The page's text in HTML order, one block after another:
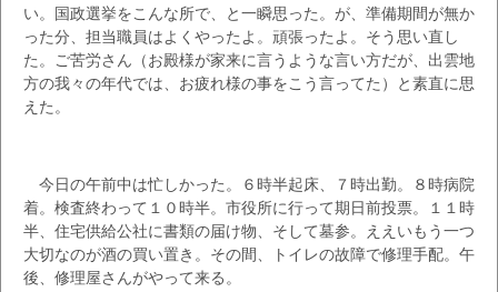
い。国政選挙をこんな所で、と一瞬思った。が、準備期間が無か
った分、担当職員はよくやったよ。頑張ったよ。そう思い直し
た。ご苦労さん（お殿様が家来に言うような言い方だが、出雲地
方の我々の年代では、お疲れ様の事をこう言ってた）と素直に思
えた。
今日の午前中は忙しかった。６時半起床、７時出勤。８時病院
着。検査終わって１０時半。市役所に行って期日前投票。１１時
半、住宅供給公社に書類の届け物、そして墓参。ええいもう一つ
大切なのが酒の買い置き。その間、トイレの故障で修理手配。午
後、修理屋さんがやって来る。